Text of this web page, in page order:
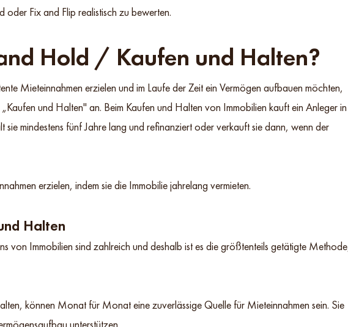
Fix and Flip realistisch zu bewerten.
Hold / Kaufen und Halten?
Mieteinnahmen erzielen und im Laufe der Zeit ein Vermögen aufbauen möchten,
und Halten" an. Beim Kaufen und Halten von Immobilien kauft ein Anleger in
sie mindestens fünf Jahre lang und refinanziert oder verkauft sie dann, wenn der
erzielen, indem sie die Immobilie jahrelang vermieten.
Halten
von Immobilien sind zahlreich und deshalb ist es die größtenteils getätigte
können Monat für Monat eine zuverlässige Quelle für Mieteinnahmen sein. Sie